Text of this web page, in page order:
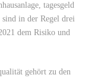
tagesgeld
in der Regel drei
dem Risiko und
gehört zu den